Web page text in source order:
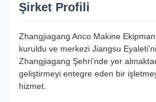
Şirket Profili
Zhangjiagang Anco Makine
kuruldu ve merkezi Jiangsu
Zhangjiagang Şehri'nde yer
geliştirmeyi entegre eden bir
hizmet.